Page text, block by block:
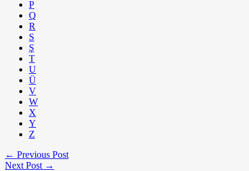
P
Q
R
S
Ş
T
U
Ü
V
W
X
Y
Z
← Previous Post
Next Post →